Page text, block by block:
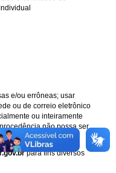
e/ou errôneas; usar
ou de correio eletrônico
ou inteiramente
não possa ser
para fins diversos